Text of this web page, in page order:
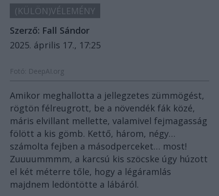
(KÜLÖN)VÉLEMÉNY
Szerző: Fall Sándor
2025. április 17., 17:25
Fotó: DeepAI.org
Amikor meghallotta a jellegzetes zümmögést,
rögtön félreugrott, be a növendék fák közé,
máris elvillant mellette, valamivel fejmagasság
fölött a kis gömb. Kettő, három, négy…
számolta fejben a másodperceket… most!
Zuuuummmm, a karcsú kis szöcske úgy húzott
el két méterre tőle, hogy a légáramlás
majdnem ledöntötte a lábáról.